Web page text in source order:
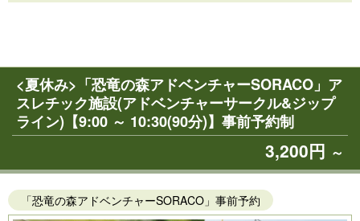
<夏休み>「恐竜の森アドベンチャーSORACO」ア
スレチック施設(アドベンチャーサークル&ジップ
ライン)【9:00 ～ 10:30(90分)】事前予約制
3,200円 ～
「恐竜の森アドベンチャーSORACO」事前予約